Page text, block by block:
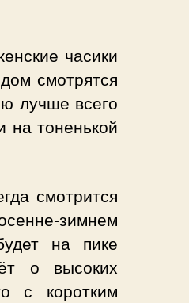
часики
смотрятся
лучше всего
на тоненькой
смотрится
зимнем
на пике
о высоких
с коротким